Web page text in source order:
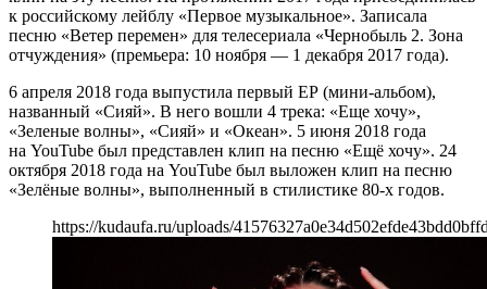
к российскому лейблу «Первое музыкальное». Записала
песню «Ветер перемен» для телесериала «Чернобыль 2. Зона
отчуждения» (премьера: 10 ноября — 1 декабря 2017 года).
6 апреля 2018 года выпустила первый EP (мини-альбом),
названный «Сияй». В него вошли 4 трека: «Еще хочу»,
«Зеленые волны», «Сияй» и «Океан». 5 июня 2018 года
на YouTube был представлен клип на песню «Ещё хочу». 24
октября 2018 года на YouTube был выложен клип на песню
«Зелёные волны», выполненный в стилистике 80-х годов.
https://kudaufa.ru/uploads/